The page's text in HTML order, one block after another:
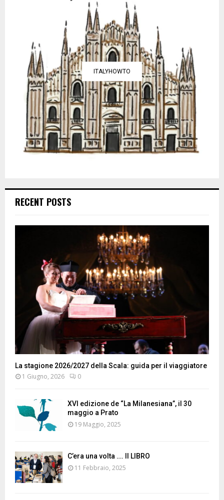
ITALYHOWTO
RECENT POSTS
La stagione 2026/2027 della Scala: guida per il viaggiatore
1 Giugno, 2026 0
XVI edizione de “La Milanesiana”, il 30
maggio a Prato
19 Maggio, 2025
C’era una volta …. Il LIBRO
11 Febbraio, 2025